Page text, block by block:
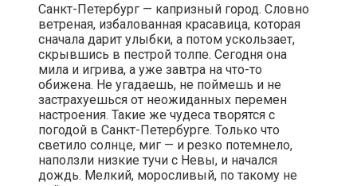
Санкт-Петербург — капризный город. Словно
ветреная, избалованная красавица, которая
сначала дарит улыбки, а потом ускользает,
скрывшись в пестрой толпе. Сегодня она
мила и игрива, а уже завтра на что-то
обижена. Не угадаешь, не поймешь и не
застрахуешься от неожиданных перемен
настроения. Такие же чудеса творятся с
погодой в Санкт-Петербурге. Только что
светило солнце, миг — и резко потемнело,
наползли низкие тучи с Невы, и начался
дождь. Мелкий, моросливый, по такому не